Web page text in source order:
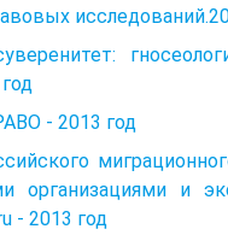
- 2013 год
организациями и
- 2013 год